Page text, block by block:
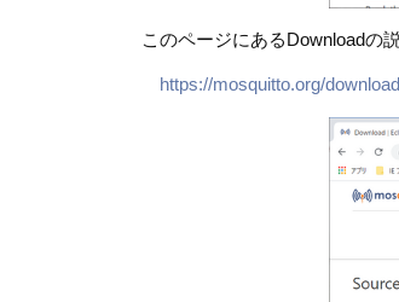
このページにあるDownloadの
https://mosquitto.org/